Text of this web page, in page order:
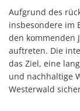
Aufgrund des
insbesondere im
den kommenden
auftreten. Die
das Ziel, eine
und nachhaltige
Westerwald